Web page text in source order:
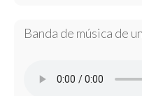
Banda de música de